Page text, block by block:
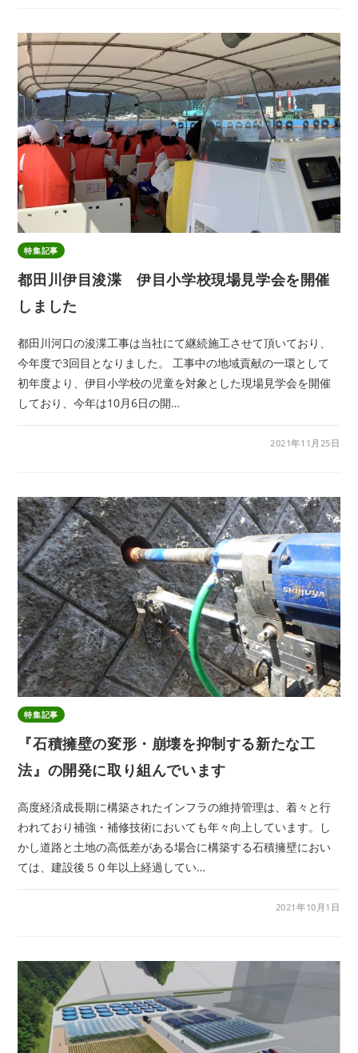
特集記事
都田川伊目浚渫 伊目小学校現場見学会を開催
しました
都田川河口の浚渫工事は当社にて継続施工させて頂いており、
今年度で3回目となりました。 工事中の地域貢献の一環として
初年度より、伊目小学校の児童を対象とした現場見学会を開催
しており、今年は10月6日の開…
2021年11月25日
特集記事
『石積擁壁の変形・崩壊を抑制する新たな工
法』の開発に取り組んでいます
高度経済成長期に構築されたインフラの維持管理は、着々と行
われており補強・補修技術においても年々向上しています。し
かし道路と土地の高低差がある場合に構築する石積擁壁におい
ては、建設後５０年以上経過してい…
2021年10月1日